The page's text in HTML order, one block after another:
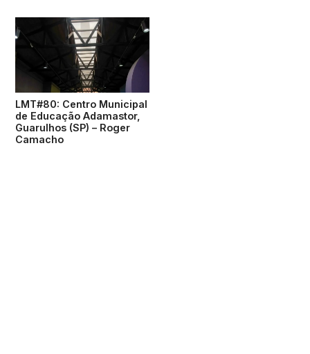
LMT#80: Centro Municipal
de Educação Adamastor,
Guarulhos (SP) – Roger
Camacho